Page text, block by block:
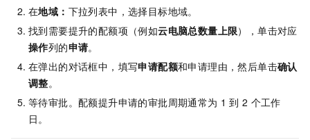
在地域： 下拉列表中，选择目标地域。
找到需要提升的配额项（例如云电脑总数量上限），单击对应
操作列的申请。
在弹出的对话框中，填写申请配额和申请理由，然后单击确认
调整。
等待审批。配额提升申请的审批周期通常为 1 到 2 个工作
日。